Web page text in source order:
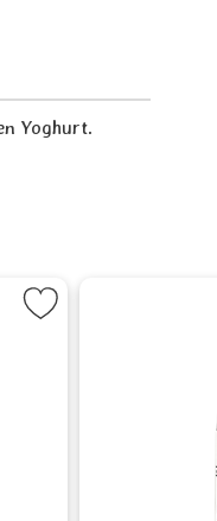
Yoghurt.
- Oxen som favorit